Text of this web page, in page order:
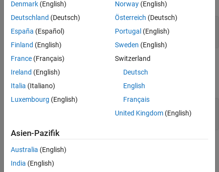
— Model variable reporter
slreportgen.report.Modelvariable
Output Arguments
expand all
— Name of model variable
Examples
expand all
Denmark (English)
Deutschland (Deutsch)
España (Español)
Finland (English)
France (Français)
Ireland (English)
Italia (Italiano)
Luxembourg (English)
Norway(English)
Österreich (Deutsch)
Portugal (English)
Sweden (English)
Switzerland
Deutsch
English
Français
United Kingdom(English)
Asien-Pazifik
Australia (English)
India (English)